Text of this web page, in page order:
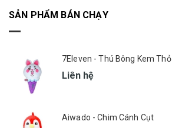
SẢN PHẨM BÁN CHẠY
7Eleven - Thú Bông Kem Thỏ
Liên hệ
Aiwado - Chim Cánh Cụt